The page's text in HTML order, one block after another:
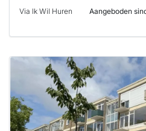
Via Ik Wil Huren Aangeboden
Deze woning
waarschijnlijk
al verhuurd
Om kans te
maken moet je
binnen 15